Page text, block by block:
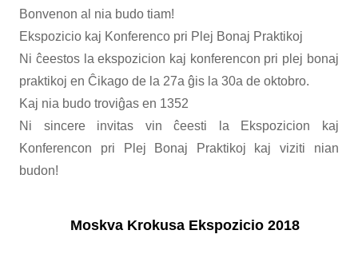
Bonvenon al nia budo tiam!
Ekspozicio kaj Konferenco pri Plej Bonaj Praktikoj
Ni ĉeestos la ekspozicion kaj konferencon pri plej bonaj
praktikoj en Ĉikago de la 27a ĝis la 30a de oktobro.
Kaj nia budo troviĝas en 1352
Ni sincere invitas vin ĉeesti la Ekspozicion kaj
Konferencon pri Plej Bonaj Praktikoj kaj viziti nian
budon!
Moskva Krokusa Ekspozicio 2018